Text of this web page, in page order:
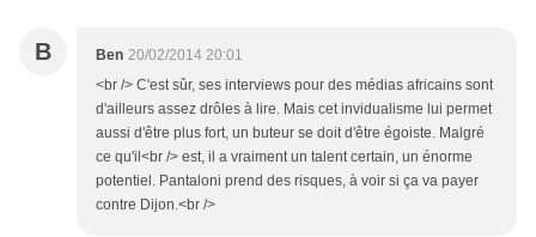
B Ben 20/02/2014 20:01
<br /> C'est sûr, ses interviews pour des médias africains sont
d'ailleurs assez drôles à lire. Mais cet invidualisme lui permet
aussi d'être plus fort, un buteur se doit d'être égoiste. Malgré
ce qu'il<br /> est, il a vraiment un talent certain, un énorme
potentiel. Pantaloni prend des risques, à voir si ça va payer
contre Dijon.<br />